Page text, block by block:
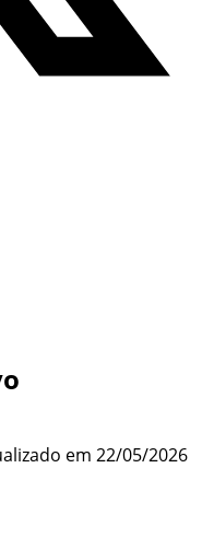
em 22/05/2026